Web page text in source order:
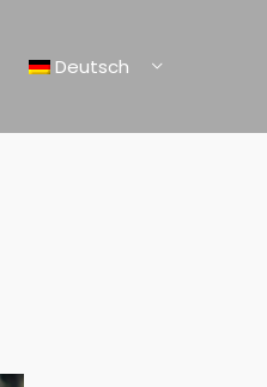
Deutsch